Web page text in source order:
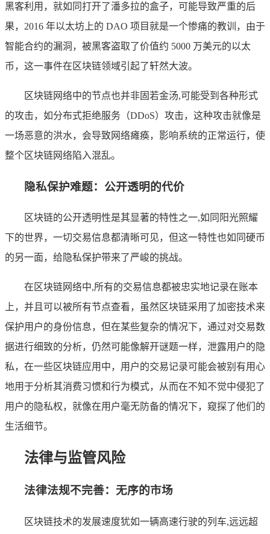
黑客利用，就如同打开了潘多拉的盒子，可能导致严重的后
果，2016 年以太坊上的 DAO 项目就是一个惨痛的教训，由于
智能合约的漏洞，被黑客盗取了价值约 5000 万美元的以太
币，这一事件在区块链领域引起了轩然大波。
区块链网络中的节点也并非固若金汤,可能受到各种形式
的攻击，如分布式拒绝服务（DDoS）攻击，这种攻击就像是
一场恶意的洪水，会导致网络瘫痪，影响系统的正常运行，使
整个区块链网络陷入混乱。
隐私保护难题：公开透明的代价
区块链的公开透明性是其显著的特性之一,如同阳光照耀
下的世界，一切交易信息都清晰可见，但这一特性也如同硬币
的另一面，给隐私保护带来了严峻的挑战。
在区块链网络中,所有的交易信息都被忠实地记录在账本
上，并且可以被所有节点查看，虽然区块链采用了加密技术来
保护用户的身份信息，但在某些复杂的情况下，通过对交易数
据进行细致的分析，仍然可能像解开谜题一样，泄露用户的隐
私，在一些区块链应用中，用户的交易记录可能会被别有用心
地用于分析其消费习惯和行为模式，从而在不知不觉中侵犯了
用户的隐私权，就像在用户毫无防备的情况下，窥探了他们的
生活细节。
法律与监管风险
法律法规不完善：无序的市场
区块链技术的发展速度犹如一辆高速行驶的列车,远远超